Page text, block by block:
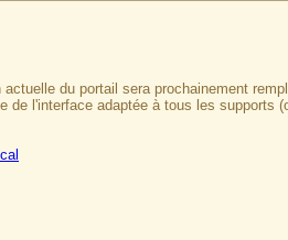
du portail sera prochainement
de l'interface adaptée à tous les supports